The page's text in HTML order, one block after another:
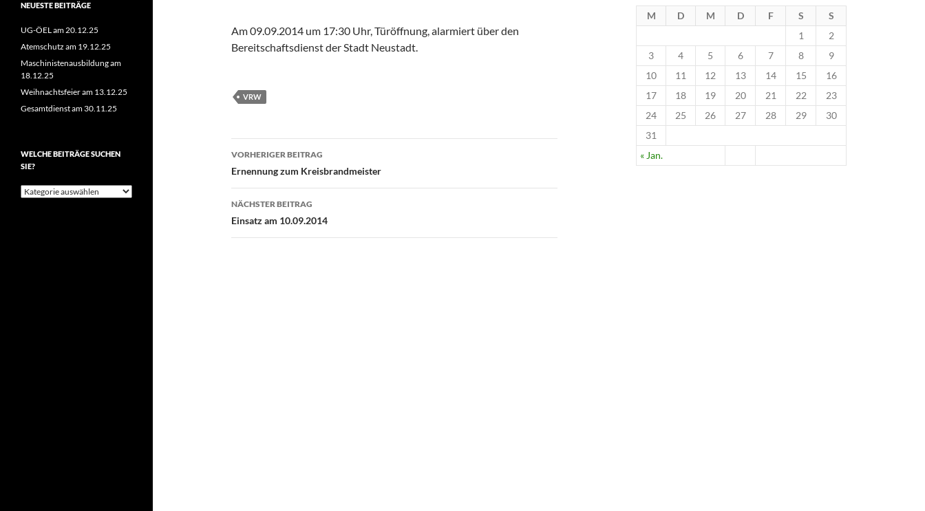
Am 09.09.2014 um 17:30 Uhr, Türöffnung, alarmiert über den
Bereitschaftsdienst der Stadt Neustadt.
VRW
Beitragsnavigation
VORHERIGER BEITRAG
Ernennung zum Kreisbrandmeister
NÄCHSTER BEITRAG
Einsatz am 10.09.2014
M D M D F S S
« Jan.
1
2
3
4 5 6 7 8
9
10
11 12 13 14 15
16
17
18 19 20 21 22
23
24
25 26 27 28 29
30
31
NEUESTE BEITRÄGE
UG-ÖEL am 20.12.25
Atemschutz am 19.12.25
Maschinistenausbildung am
18.12.25
Weihnachtsfeier am 13.12.25
Gesamtdienst am 30.11.25
WELCHE BEITRÄGE SUCHEN
SIE?
Welche